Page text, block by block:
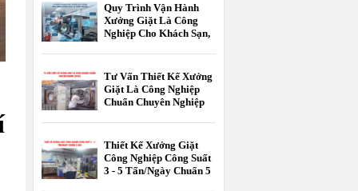
Quy Trình Vận Hành
Xưởng Giặt Là Công
Nghiệp Cho Khách Sạn,
Tư Vấn Thiết Kế Xưởng
Giặt Là Công Nghiệp
Chuẩn Chuyên Nghiệp
Thiết Kế Xưởng Giặt
Công Nghiệp Công Suất
3 - 5 Tấn/Ngày Chuẩn 5